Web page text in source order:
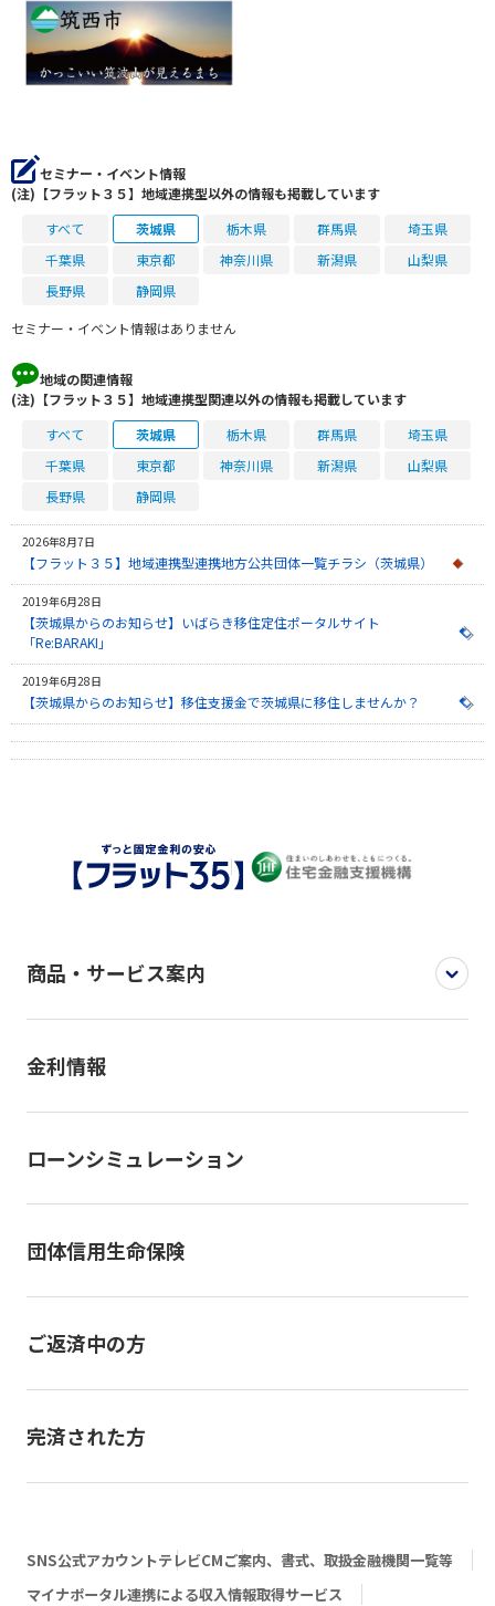
セミナー・イベント情報
(注)【フラット３５】地域連携型以外の情報も掲載しています
すべて
茨城県 栃木県 群馬県
埼玉県
千葉県
東京都 神奈川県 新潟県
山梨県
長野県
静岡県
セミナー・イベント情報はありません
地域の関連情報
(注)【フラット３５】地域連携型関連以外の情報も掲載しています
すべて
茨城県 栃木県 群馬県
埼玉県
千葉県
東京都 神奈川県 新潟県
山梨県
長野県
静岡県
2026年8月7日
【フラット３５】地域連携型連携地方公共団体一覧チラシ（茨城県）
2019年6月28日
【茨城県からのお知らせ】いばらき移住定住ポータルサイト
「Re:BARAKI」
2019年6月28日
【茨城県からのお知らせ】移住支援金で茨城県に移住しませんか？
商品・サービス案内
金利情報
ローンシミュレーション
団体信用生命保険
ご返済中の方
完済された方
SNS公式アカウントテレビCMご案内、書式、取扱金融機関一覧等
マイナポータル連携による収入情報取得サービス